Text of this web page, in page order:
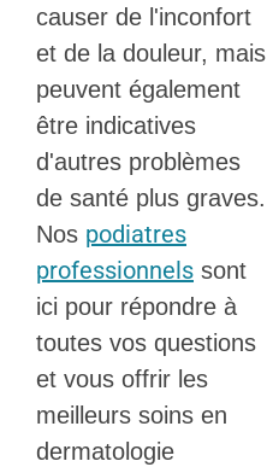
causer de l'inconfort
et de la douleur, mais
peuvent également
être indicatives
d'autres problèmes
de santé plus graves.
Nos podiatres
professionnels sont
ici pour répondre à
toutes vos questions
et vous offrir les
meilleurs soins en
dermatologie